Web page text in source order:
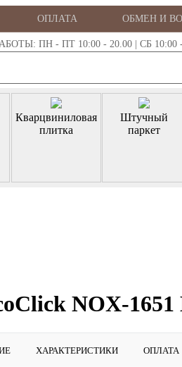
ОПЛАТА ОБМЕН И
ПН - ПТ 10:00 - 20.00 | СБ 10:00 -
Кварцвиниловая
плитка
Штучный
паркет
NOX-
ХАРАКТЕРИСТИКИ ОПЛАТА